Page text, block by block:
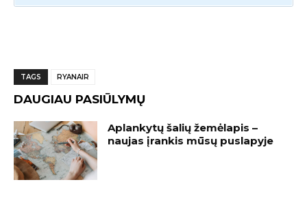
TAGS RYANAIR
DAUGIAU PASIŪLYMŲ
Aplankytų šalių žemėlapis –
naujas įrankis mūsų puslapyje